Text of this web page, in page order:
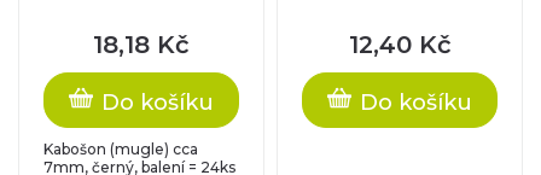
18,18 Kč
Do košíku
Kabošon (mugle) cca
7mm, černý, balení = 24ks
12,40 Kč
Do košíku